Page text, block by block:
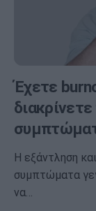
Έχετε
Η εξάντληση
συμπτώματα
να…